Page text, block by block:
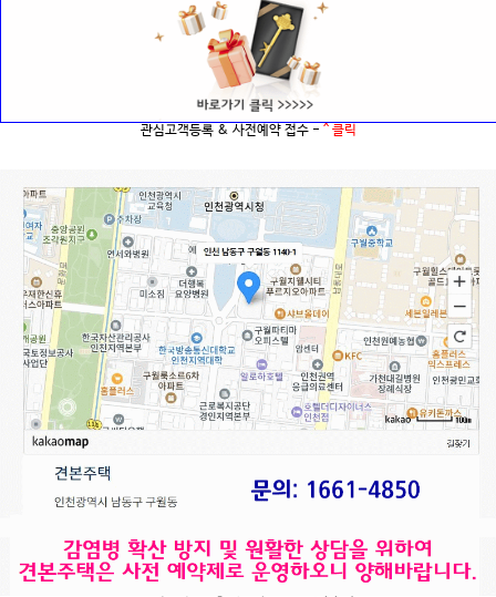
관심고객등록 & 사전예약 접수 - ^ 클릭